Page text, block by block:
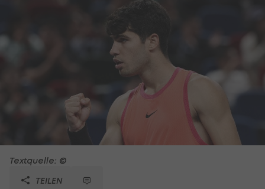
Textquelle: ©
TEILEN